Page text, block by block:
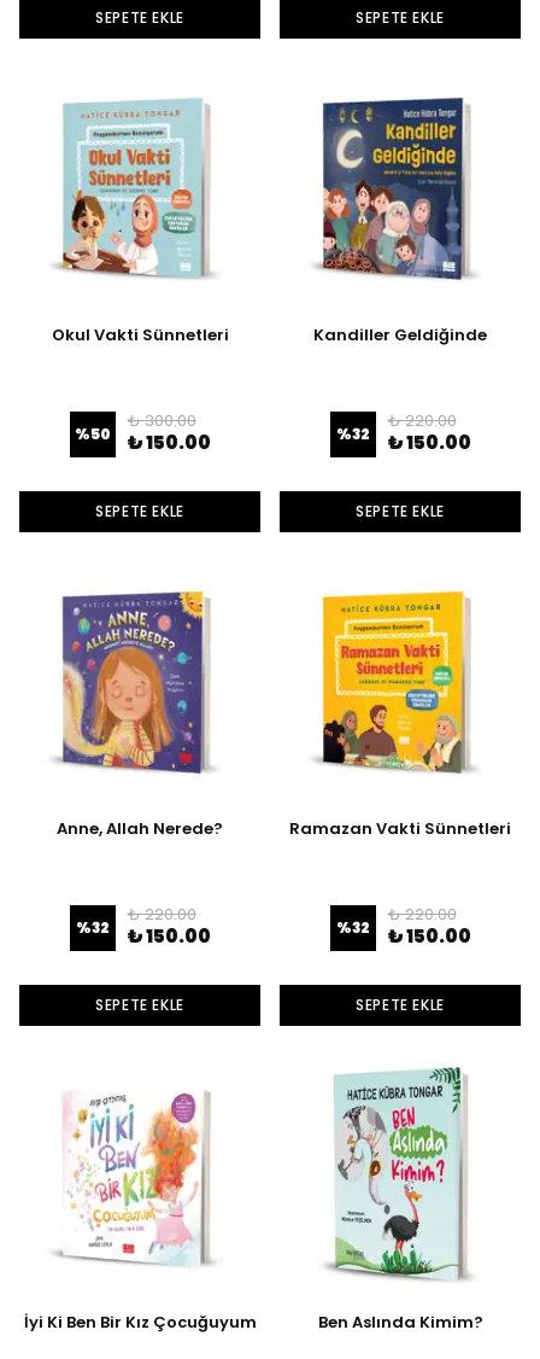
SEPETE EKLE SEPETE EKLE
Okul Vakti Sünnetleri
%50
₺ 300.00
₺ 150.00
SEPETE EKLE
Kandiller Geldiğinde
%32
₺ 220.00
₺ 150.00
SEPETE EKLE
Anne, Allah Nerede?
%32
₺ 220.00
₺ 150.00
SEPETE EKLE
Ramazan Vakti Sünnetleri
%32
₺ 220.00
₺ 150.00
SEPETE EKLE
İyi Ki Ben Bir Kız Çocuğuyum Ben Aslında Kimim?